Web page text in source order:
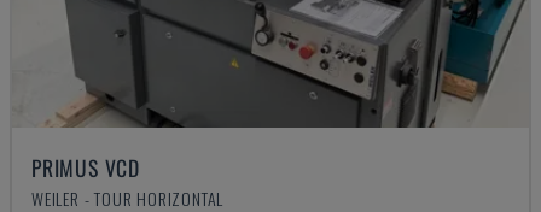
PRIMUS VCD
WEILER - TOUR HORIZONTAL